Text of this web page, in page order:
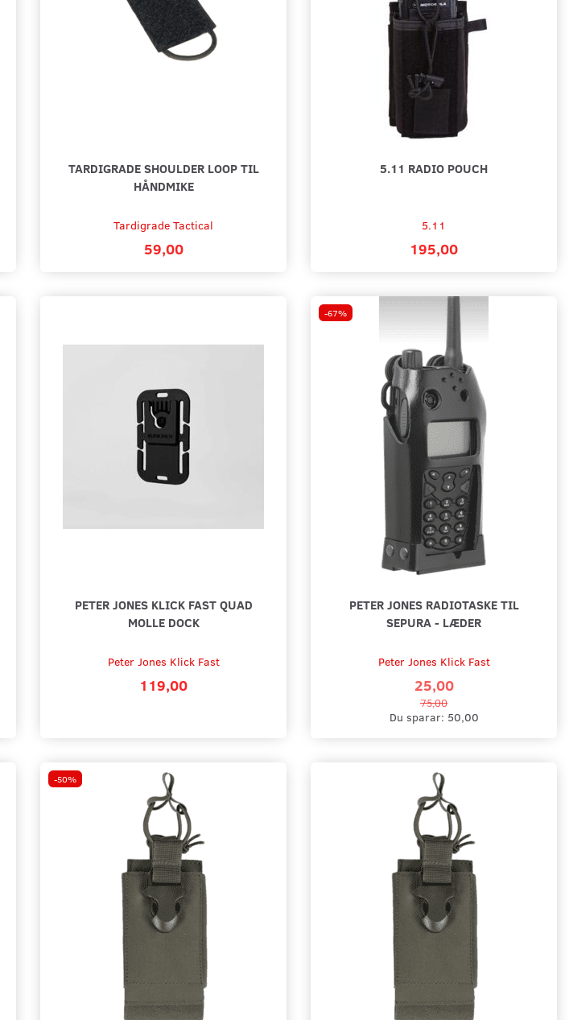
DP2000/DP3000/DP4000
Lägg till varukorgen
TARDIGRADE SHOULDER LOOP TIL
HÅNDMIKE
Tardigrade Tactical
59,00
5.11 RADIO POUCH
5.11
195,00
PETER JONES KLICK FAST QUAD
MOLLE DOCK
Peter Jones Klick Fast
119,00
-67%
PETER JONES RADIOTASKE TIL
SEPURA - LÆDER
Peter Jones Klick Fast
25,00
75,00
Du sparar: 50,00
-50%